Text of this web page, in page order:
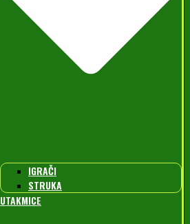
IGRAČI
STRUKA
UTAKMICE